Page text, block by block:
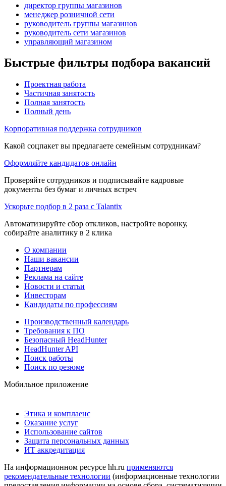
директор группы магазинов
менеджер розничной сети
руководитель группы магазинов
руководитель сети магазинов
управляющий магазином
Быстрые фильтры подбора вакансий
Проектная работа
Частичная занятость
Полная занятость
Полный день
Корпоративная поддержка сотрудников
Какой соцпакет вы предлагаете семейным сотрудникам?
Оформляйте кандидатов онлайн
Проверяйте сотрудников и подписывайте кадровые
документы без бумаг и личных встреч
Ускорьте подбор в 2 раза с Talantix
Автоматизируйте сбор откликов, настройте воронку,
собирайте аналитику в 2 клика
О компании
Наши вакансии
Партнерам
Реклама на сайте
Новости и статьи
Инвесторам
Кандидаты по профессиям
Производственный календарь
Требования к ПО
Безопасный HeadHunter
HeadHunter API
Поиск работы
Поиск по резюме
Мобильное приложение
Этика и комплаенс
Оказание услуг
Использование сайтов
Защита персональных данных
ИТ аккредитация
На информационном ресурсе hh.ru применяются
рекомендательные технологии (информационные технологии